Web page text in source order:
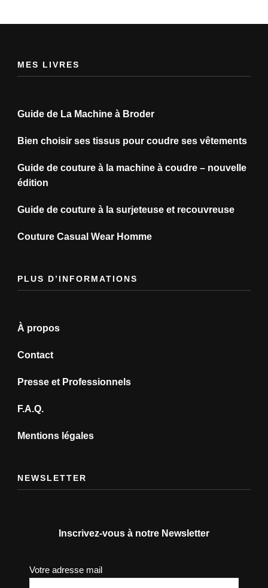
MES LIVRES
Guide de La Machine à Broder
Bien choisir ses tissus pour coudre ses vêtements
Guide de couture à la machine à coudre – nouvelle
édition
Guide de couture à la surjeteuse et recouvreuse
Couture Casual Wear Homme
PLUS D’INFORMATIONS
À propos
Contact
Presse et Professionnels
F.A.Q.
Mentions légales
NEWSLETTER
Inscrivez-vous à notre Newsletter
Votre adresse mail